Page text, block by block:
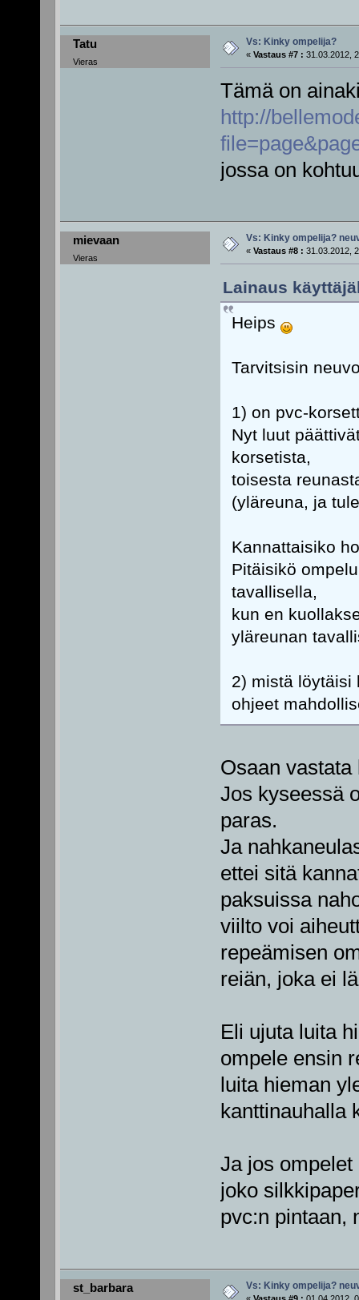
Tatu
Vieras
Vs: Kinky ompelija?
« Vastaus #7 : 31.03.2012,
Tämä on
http://
jossa on
mievaan
Vieras
Vs: Kinky ompelija?
« Vastaus #8 : 31.03.2012,
Lainaus
Heips
Tarvitsisin
1) on pvc-
Nyt luut
korsetista,
toisesta
(yläreuna, ja
Kannattaisiko
Pitäisikö
tavallisella,
kun en
yläreunan
2) mistä löytäisi
ohjeet
Osaan vastata
Jos kyseessä
paras.
Ja
ettei sitä
paksuissa
viilto voi
repeämisen
reiän, joka ei
Eli ujuta luita
ompele ensin
luita hieman
kanttinauhalla
Ja jos
joko
pvc:n pintaan,
st_barbara Vs: Kinky ompelija?
« Vastaus #9 : 01.04.2012,